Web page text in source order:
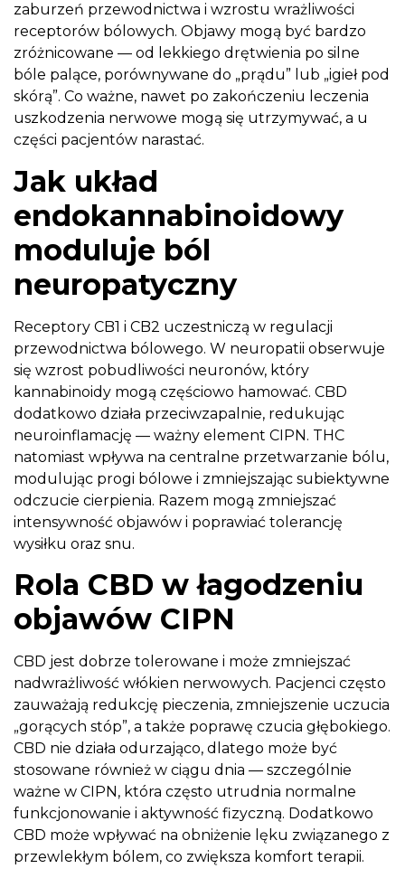
zaburzeń przewodnictwa i wzrostu wrażliwości
receptorów bólowych. Objawy mogą być bardzo
zróżnicowane — od lekkiego drętwienia po silne
bóle palące, porównywane do „prądu” lub „igieł pod
skórą”. Co ważne, nawet po zakończeniu leczenia
uszkodzenia nerwowe mogą się utrzymywać, a u
części pacjentów narastać.
Jak układ
endokannabinoidowy
moduluje ból
neuropatyczny
Receptory CB1 i CB2 uczestniczą w regulacji
przewodnictwa bólowego. W neuropatii obserwuje
się wzrost pobudliwości neuronów, który
kannabinoidy mogą częściowo hamować. CBD
dodatkowo działa przeciwzapalnie, redukując
neuroinflamację — ważny element CIPN. THC
natomiast wpływa na centralne przetwarzanie bólu,
modulując progi bólowe i zmniejszając subiektywne
odczucie cierpienia. Razem mogą zmniejszać
intensywność objawów i poprawiać tolerancję
wysiłku oraz snu.
Rola CBD w łagodzeniu
objawów CIPN
CBD jest dobrze tolerowane i może zmniejszać
nadwrażliwość włókien nerwowych. Pacjenci często
zauważają redukcję pieczenia, zmniejszenie uczucia
„gorących stóp”, a także poprawę czucia głębokiego.
CBD nie działa odurzająco, dlatego może być
stosowane również w ciągu dnia — szczególnie
ważne w CIPN, która często utrudnia normalne
funkcjonowanie i aktywność fizyczną. Dodatkowo
CBD może wpływać na obniżenie lęku związanego z
przewlekłym bólem, co zwiększa komfort terapii.